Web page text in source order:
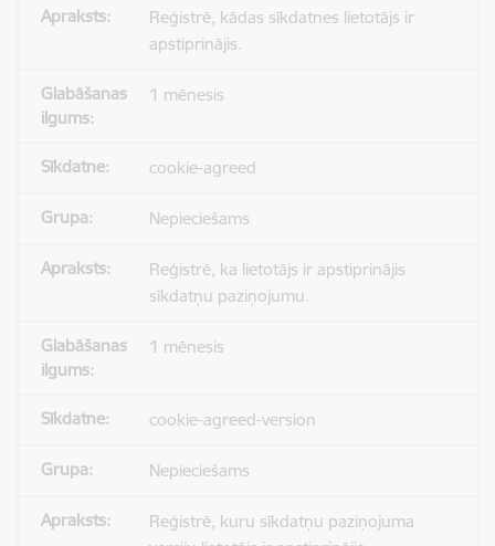
Reģistrē, kādas sīkdatnes lietotājs ir
apstiprinājis.
1 mēnesis
cookie-agreed
Nepieciešams
Reģistrē, ka lietotājs ir apstiprinājis
sīkdatņu paziņojumu.
1 mēnesis
cookie-agreed-version
Nepieciešams
Reģistrē, kuru sīkdatņu paziņojuma